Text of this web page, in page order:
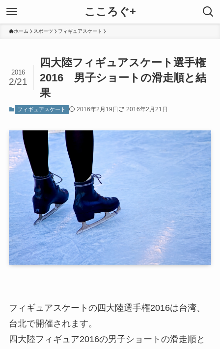
こころぐ+
ホーム スポーツ フィギュアスケート
四大陸フィギュアスケート選手権
2016 男子ショートの滑走順と結
果
2016
2/21
フィギュアスケート 2016年2月19日 2016年2月21日
フィギュアスケートの四大陸選手権2016は台湾、
台北で開催されます。
四大陸フィギュア2016の男子ショートの滑走順と